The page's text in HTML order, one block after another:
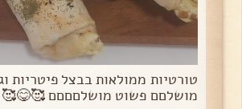
טורטיות ממולאות בבצל פיטריות
מושלםם פשוט מושלםםםם 🥰😋🥰